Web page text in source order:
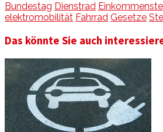
Bundestag Dienstrad
elektromobilität Fahrrad Gesetze
Das könnte Sie auch